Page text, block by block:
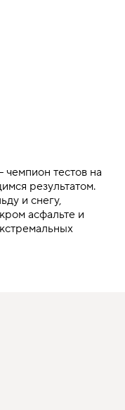
тестов на
результатом.
и снегу,
асфальте и